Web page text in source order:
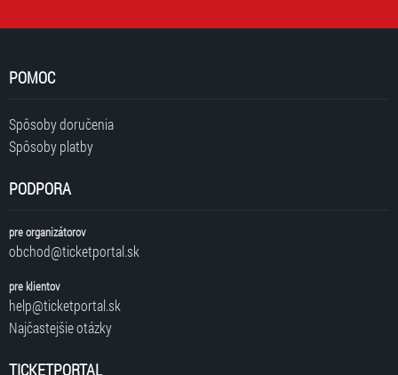
POMOC
Spôsoby doručenia
Spôsoby platby
PODPORA
pre organizátorov
obchod@ticketportal.sk
pre klientov
help@ticketportal.sk
Najčastejšie otázky
TICKETPORTAL